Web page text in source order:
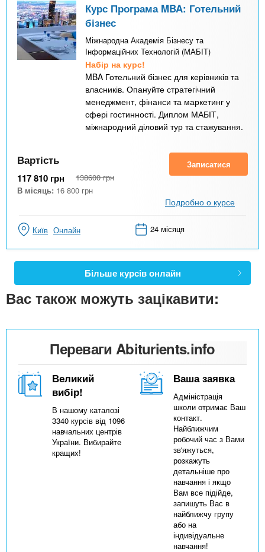
Курс Програма MBA: Готельний
бізнес
Міжнародна Академія Бізнесу та
Інформаційних Технологій (МАБІТ)
Набір на курс!
MBA Готельний бізнес для керівників та
власників. Опануйте стратегічний
менеджмент, фінанси та маркетинг у
сфері гостинності. Диплом МАБІТ,
міжнародний діловий тур та стажування.
Вартість
117 810 грн 138600 грн
В місяць: 16 800 грн
Записатися
Подробно о курсе
Київ Онлайн 24 місяця
Більше курсів онлайн
Вас також можуть зацікавити:
Переваги Abiturients.info
Великий
вибір!
В нашому каталозі
3340 курсів від 1096
навчальних центрів
України. Вибирайте
кращих!
Ваша заявка
Адміністрація
школи отримає Ваш
контакт.
Найближчим
робочий час з Вами
зв'яжуться,
розкажуть
детальніше про
навчання і якщо
Вам все підійде,
запишуть Вас в
найближчу групу
або на
індивідуальне
навчання!